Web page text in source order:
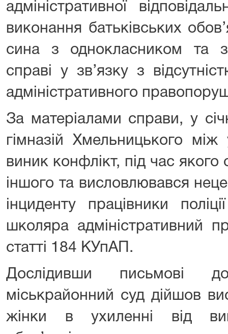
адміністративної
виконання батьківських
сина з однокласником та
справі у зв’язку з
адміністративного
За матеріалами справи, у
гімназій Хмельницького
виник конфлікт, під час якого
іншого та висловлювався
інциденту працівники
школяра адміністративний
статті 184 КУпАП.
Дослідивши письмові
міськрайонний суд дійшов
жінки в ухиленні від